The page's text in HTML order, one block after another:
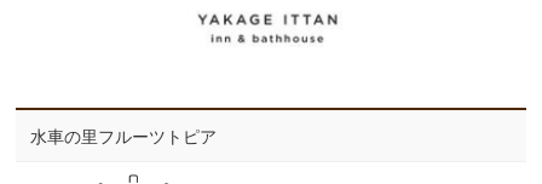
水車の里フルーツトピア